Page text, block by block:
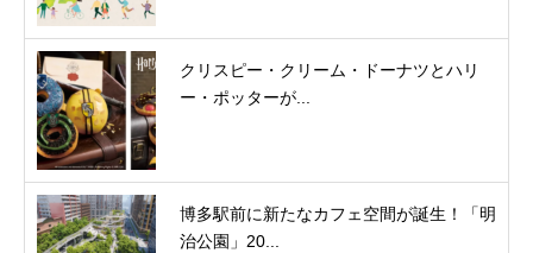
クリスピー・クリーム・ドーナツとハリ
ー・ポッターが...
博多駅前に新たなカフェ空間が誕生！「明
治公園」20...